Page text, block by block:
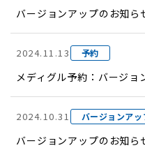
バージョンアップのお知ら
2024.11.13 予約
メディグル予約：バージ
2024.10.31 バージョンアッ
バージョンアップのお知ら